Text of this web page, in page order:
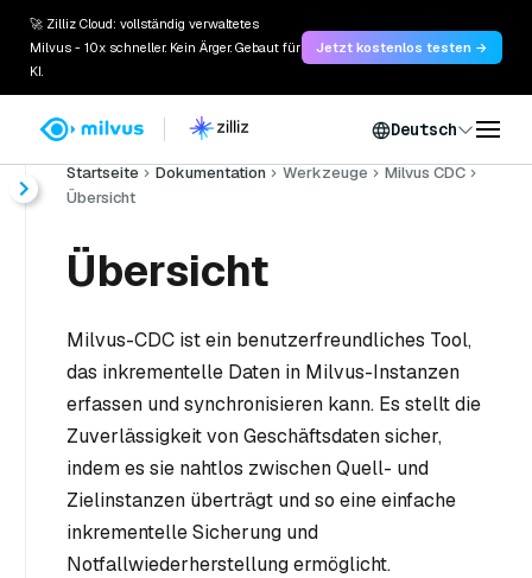
🚀 Zilliz Cloud: vollständig verwaltetes
Milvus - 10x schneller. Kein Ärger. Gebaut für
KI.
Jetzt kostenlos testen →
Deutsch
Startseite Dokumentation Werkzeuge
Milvus CDC
Übersicht
Übersicht
Milvus-CDC ist ein benutzerfreundliches Tool,
das inkrementelle Daten in Milvus-Instanzen
erfassen und synchronisieren kann. Es stellt die
Zuverlässigkeit von Geschäftsdaten sicher,
indem es sie nahtlos zwischen Quell- und
Zielinstanzen überträgt und so eine einfache
inkrementelle Sicherung und
Notfallwiederherstellung ermöglicht.